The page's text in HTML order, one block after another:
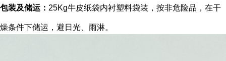
包装及储运： 25Kg牛皮纸袋内衬塑料袋装，按非危险品，在干
燥条件下储运，避日光、雨淋。